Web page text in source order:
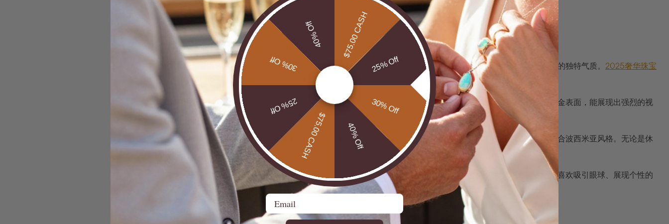
具有稀缺价值的地质瑰宝
蕴含澳大利亚荒野神秘色彩的珍藏
2. 常见流行款式一览及适合人群
澳宝手链的魅力在于其丰富多样的款式，能满足不同年龄和风格的人群。从优雅细腻到大胆个性，总有一款适合你的独特气质。 2025奢华珠宝
热点全指南
也证实了澳宝手链的持续流行趋势。
黑欧泊手链是极具个性的选择。色彩浓烈深邃，非常适合性格张扬、喜欢引人注目的都市女性。通常搭配银色或白金表面，能展现出强烈的视
觉冲击力。
白欧泊手链 则风格柔和，色泽清透，适合追求优雅低调的职场女性和喜欢日常精致穿搭的年轻群体。
对于追求自然风格的佩戴者， 埃塞俄比亚水欧泊手链
是绝佳选择。这款手链以其独特的透水性和多变色彩，完美契合波西米亚风格。无论是休
闲场合还是正式聚会，都能轻松驾驭，是非常百搭的配饰。
更适合活力四射的年轻人。其热情艳丽的色彩，如同流动的火焰，象征着青春的激情和无限可能。适合喜欢吸引眼球、展现个性的
选择澳宝手链时，建议考虑：
$75.00 CASH
25% Off
30% Off
40% Off
$75.00 CASH
25% Off
30% Off
40% Off
Email